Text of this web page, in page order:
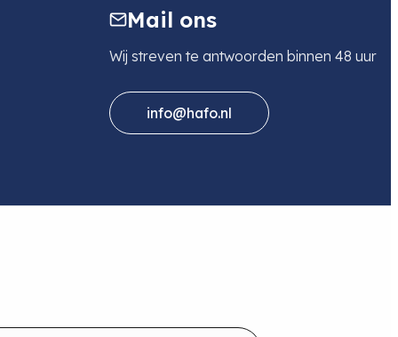
Mail ons
Wij streven te antwoorden binnen 48 uur
info@hafo.nl